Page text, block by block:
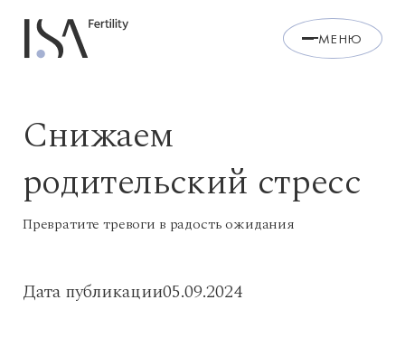
МЕНЮ
Снижаем
родительский стресс
Превратите тревоги в радость ожидания
Дата публикации05.09.2024